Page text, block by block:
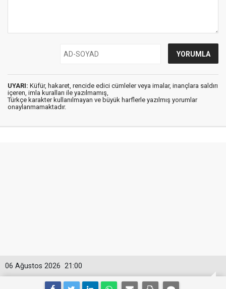
UYARI: Küfür, hakaret, rencide edici cümleler veya imalar, inançlara saldırı
içeren, imla kuralları ile yazılmamış,
Türkçe karakter kullanılmayan ve büyük harflerle yazılmış yorumlar
onaylanmamaktadır.
21:00
06 Ağustos 2026